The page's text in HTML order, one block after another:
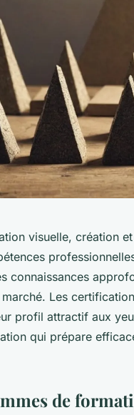
visuelle, création
connaissances
Les
profil attractif aux
qui prépare
de